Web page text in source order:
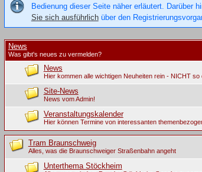
Bedienung dieser Seite näher erläutert. Darüber
Sie sich ausführlichüber den
News
Was gibt's neues zu vermelden?
News
Hier kommen alle wichtigen Neuheiten rein - NICHT
Site-News
News vom Admin!
Veranstaltungskalender
Hier können Termine von interessanten
Tram Braunschweig
Alles, was die Braunschweiger Straßenbahn angeht
Unterthema Stöckheim